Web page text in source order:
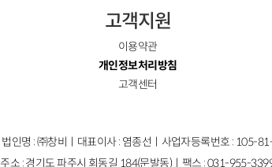
고객지원
이용약관
개인정보처리방침
고객센터
법인명 : ㈜창비ㅣ대표이사 : 염종선ㅣ사업자등록번호 : 105-
주소 : 경기도 파주시 회동길 184(문발동)ㅣ팩스 : 031-955-